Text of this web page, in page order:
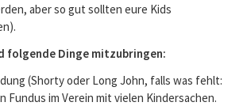
aber so gut sollten eure Kids
folgende Dinge mitzubringen:
(Shorty oder Long John, falls was fehlt:
Fundus im Verein mit vielen Kindersachen.